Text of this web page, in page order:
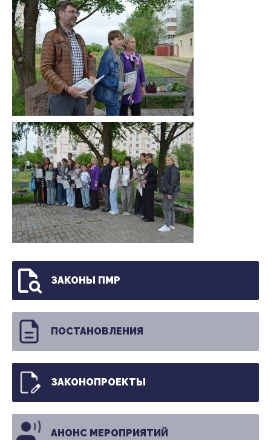
ЗАКОНЫ ПМР
ПОСТАНОВЛЕНИЯ
ЗАКОНОПРОЕКТЫ
АНОНС МЕРОПРИЯТИЙ